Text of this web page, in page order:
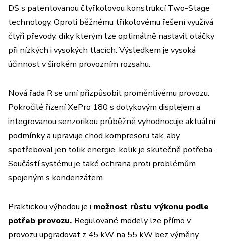
DS s patentovanou čtyřkolovou konstrukcí Two-Stage
technology. Oproti běžnému tříkolovému řešení využívá
čtyři převody, díky kterým lze optimálně nastavit otáčky
při nízkých i vysokých tlacích. Výsledkem je vysoká
účinnost v širokém provozním rozsahu.
Nová řada R se umí přizpůsobit proměnlivému provozu.
Pokročilé řízení XePro 180 s dotykovým displejem a
integrovanou senzorikou průběžně vyhodnocuje aktuální
podmínky a upravuje chod kompresoru tak, aby
spotřeboval jen tolik energie, kolik je skutečně potřeba.
Součástí systému je také ochrana proti problémům
spojeným s kondenzátem.
Praktickou výhodou je i možnost růstu výkonu podle
potřeb provozu. Regulované modely lze přímo v
provozu upgradovat z 45 kW na 55 kW bez výměny